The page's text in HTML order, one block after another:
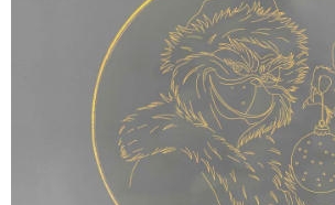
hviezdičiek.